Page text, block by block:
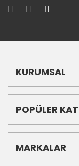
KURUMSAL
POPÜLER
MARKALAR